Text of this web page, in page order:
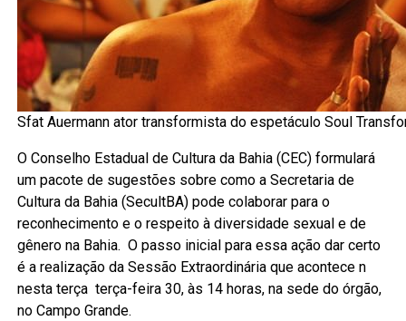
Sfat Auermann ator transformista do espetáculo Soul
O Conselho Estadual de Cultura da Bahia (CEC) formulará
um pacote de sugestões sobre como a Secretaria de
Cultura da Bahia (SecultBA) pode colaborar para o
reconhecimento e o respeito à diversidade sexual e de
gênero na Bahia. O passo inicial para essa ação dar certo
é a realização da Sessão Extraordinária que acontece n
nesta terça terça-feira 30, às 14 horas, na sede do órgão,
no Campo Grande.